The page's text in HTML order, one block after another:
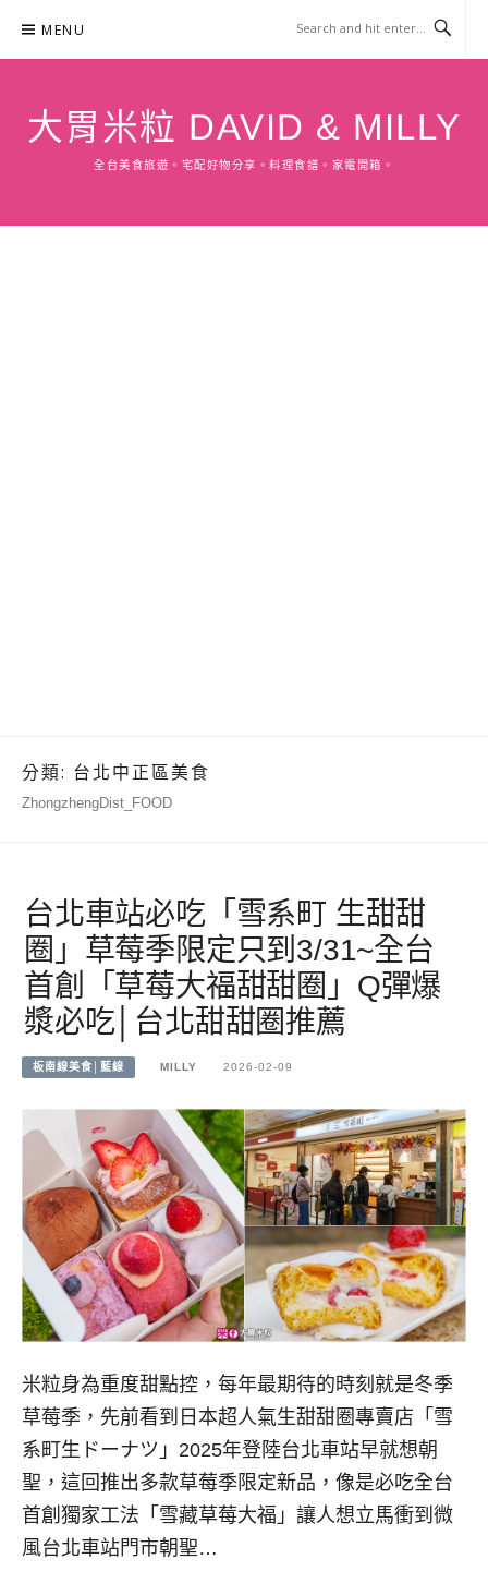
content
MENU
大胃米粒 DAVID & MILLY
全台美食旅遊。宅配好物分享。料理食譜。家電開箱。
分類: 台北中正區美食
ZhongzhengDist_FOOD
台北車站必吃「雪系町 生甜甜
圈」草莓季限定只到3/31~全台
首創「草莓大福甜甜圈」Q彈爆
漿必吃│台北甜甜圈推薦
板南線美食│藍線 MILLY 2026-02-09
米粒身為重度甜點控，每年最期待的時刻就是冬季
草莓季，先前看到日本超人氣生甜甜圈專賣店「雪
系町生ドーナツ」2025年登陸台北車站早就想朝
聖，這回推出多款草莓季限定新品，像是必吃全台
首創獨家工法「雪藏草莓大福」讓人想立馬衝到微
風台北車站門市朝聖…